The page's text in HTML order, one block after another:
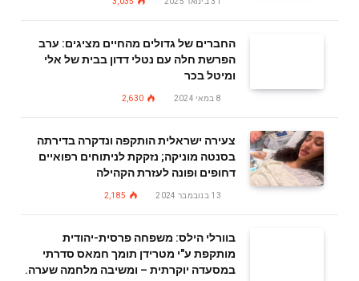
החברים של גדולים מהחיים מציגים: ערב
הפרשת חלה עם נטלי דדון בבית של אלי
ומיטל בכר
8 במאי 2024 2,630
צעירה ישראלית הותקפה ונדקרה בדירתה
בסנטה מוניקה; נזקקת לניתוחים רפואיים
דחופים ופונה לעזרת הקהילה
13 בנובמבר 2024 2,185
בוורלי הילס: משפחה פרסית-יהודית
מותקפת ע"י מטרידן תומך חמאס סדרתי
במסעדה יוקרתית – ומשיבה מלחמה שערה.